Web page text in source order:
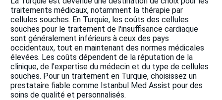
traitements médicaux, notamment la thérapie par
cellules souches. En Turquie, les coûts des cellules
souches pour le traitement de l'insuffisance cardiaque
sont généralement inférieurs à ceux des pays
occidentaux, tout en maintenant des normes médicales
élevées. Les coûts dépendent de la réputation de la
clinique, de l'expertise du médecin et du type de cellules
souches. Pour un traitement en Turquie, choisissez un
prestataire fiable comme Istanbul Med Assist pour des
soins de qualité et personnalisés.